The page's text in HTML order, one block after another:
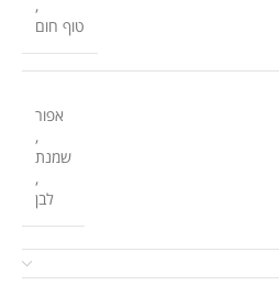
,
טוף חום
אפור
,
שמנת
,
לבן